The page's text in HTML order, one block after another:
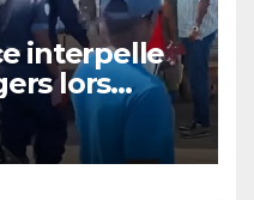
interpelle
lors